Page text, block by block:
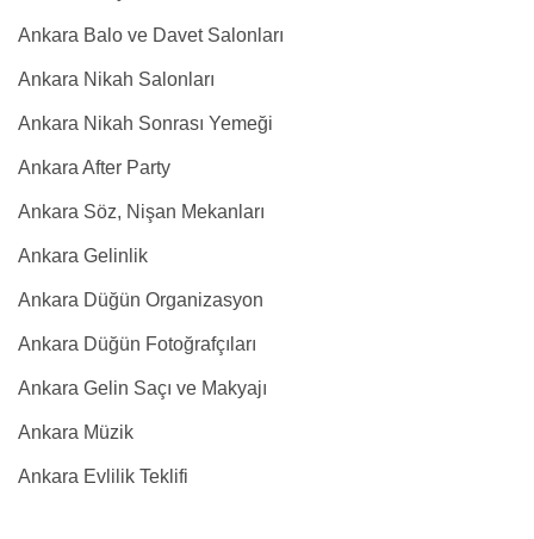
Ankara Balo ve Davet Salonları
Ankara Nikah Salonları
Ankara Nikah Sonrası Yemeği
Ankara After Party
Ankara Söz, Nişan Mekanları
Ankara Gelinlik
Ankara Düğün Organizasyon
Ankara Düğün Fotoğrafçıları
Ankara Gelin Saçı ve Makyajı
Ankara Müzik
Ankara Evlilik Teklifi